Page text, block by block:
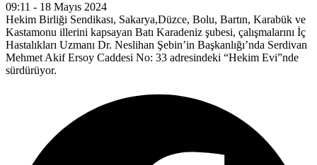
09:11 - 18 Mayıs 2024
Hekim Birliği Sendikası, Sakarya,Düzce, Bolu, Bartın, Karabük ve
Kastamonu illerini kapsayan Batı Karadeniz şubesi, çalışmalarını İç
Hastalıkları Uzmanı Dr. Neslihan Şebin’in Başkanlığı’nda Serdivan
Mehmet Akif Ersoy Caddesi No: 33 adresindeki “Hekim Evi”nde
sürdürüyor.